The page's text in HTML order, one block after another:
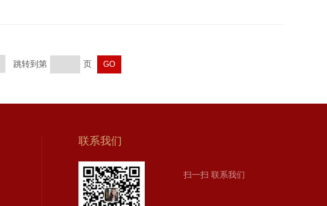
跳转到第 页
联系我们
扫一扫 联系我们